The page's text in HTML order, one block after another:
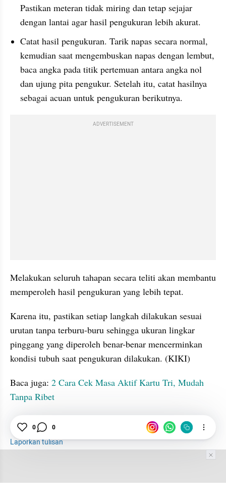
Pastikan meteran tidak miring dan tetap sejajar
dengan lantai agar hasil pengukuran lebih akurat.
Catat hasil pengukuran. Tarik napas secara normal,
kemudian saat mengembuskan napas dengan lembut,
baca angka pada titik pertemuan antara angka nol
dan ujung pita pengukur. Setelah itu, catat hasilnya
sebagai acuan untuk pengukuran berikutnya.
ADVERTISEMENT
Melakukan seluruh tahapan secara teliti akan membantu
memperoleh hasil pengukuran yang lebih tepat.
Karena itu, pastikan setiap langkah dilakukan sesuai
urutan tanpa terburu-buru sehingga ukuran lingkar
pinggang yang diperoleh benar-benar mencerminkan
kondisi tubuh saat pengukuran dilakukan. (KIKI)
Baca juga: 2 Cara Cek Masa Aktif Kartu Tri, Mudah
Tanpa Ribet
tatatax2
Alat
Laporkan tulisan
0 0